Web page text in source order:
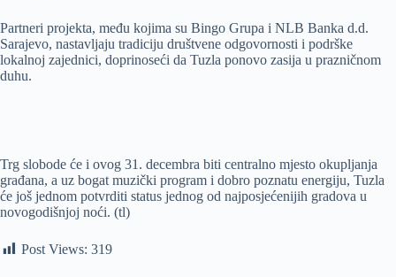
Partneri projekta, među kojima su Bingo Grupa i NLB Banka d.d.
Sarajevo, nastavljaju tradiciju društvene odgovornosti i podrške
lokalnoj zajednici, doprinoseći da Tuzla ponovo zasija u prazničnom
duhu.
Trg slobode će i ovog 31. decembra biti centralno mjesto okupljanja
građana, a uz bogat muzički program i dobro poznatu energiju, Tuzla
će još jednom potvrditi status jednog od najposjećenijih gradova u
novogodišnjoj noći. (tl)
Post Views: 319